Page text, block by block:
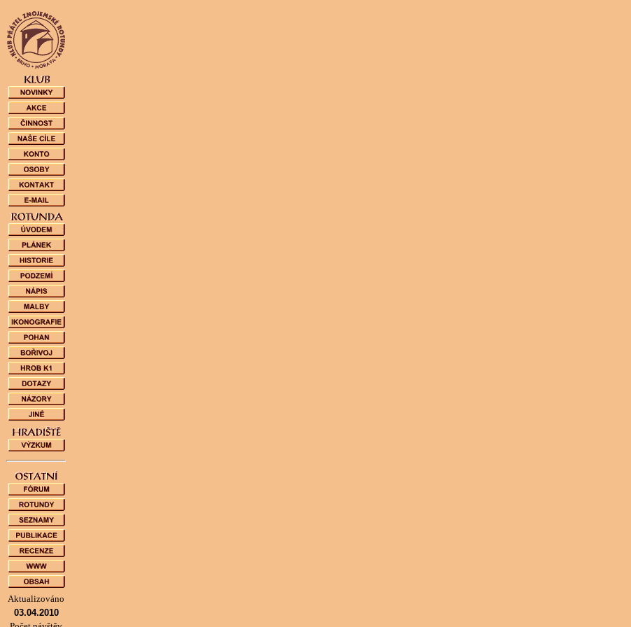
Aktualizováno
03.04.2010